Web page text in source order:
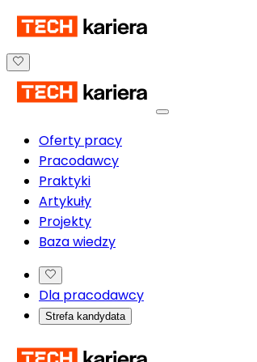
Oferty pracy
Pracodawcy
Praktyki
Artykuły
Projekty
Baza wiedzy
Dla pracodawcy
Strefa kandydata